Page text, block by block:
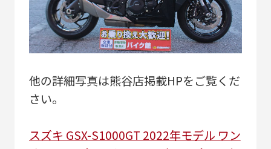
他の詳細写真は熊谷店掲載HPをご覧くだ
さい。
スズキ GSX-S1000GT 2022年モデル ワン